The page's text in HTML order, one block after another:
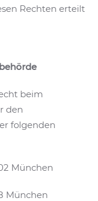
Rechten erteilt
beim
den
folgenden
München
München